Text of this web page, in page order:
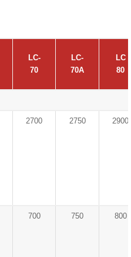
LC-
70
LC-
70A
LC
80
2700 2750 2900
700 750 800